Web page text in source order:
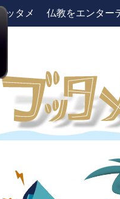
ブッタメ 仏教をエンター